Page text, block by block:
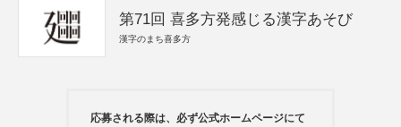
第71回 喜多方発感じる漢字あそび
漢字のまち喜多方
応募される際は、必ず公式ホームページにて